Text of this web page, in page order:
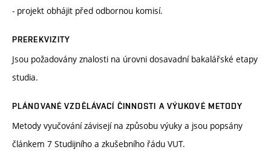
- projekt obhájit před odbornou komisí.
PREREKVIZITY
Jsou požadovány znalosti na úrovni dosavadní bakalářské etapy
studia.
PLÁNOVANÉ VZDĚLÁVACÍ ČINNOSTI A VÝUKOVÉ METODY
Metody vyučování závisejí na způsobu výuky a jsou popsány
článkem 7 Studijního a zkušebního řádu VUT.